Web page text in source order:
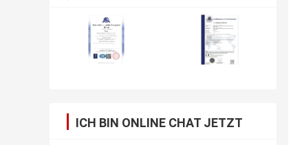
ICH BIN ONLINE CHAT JETZT